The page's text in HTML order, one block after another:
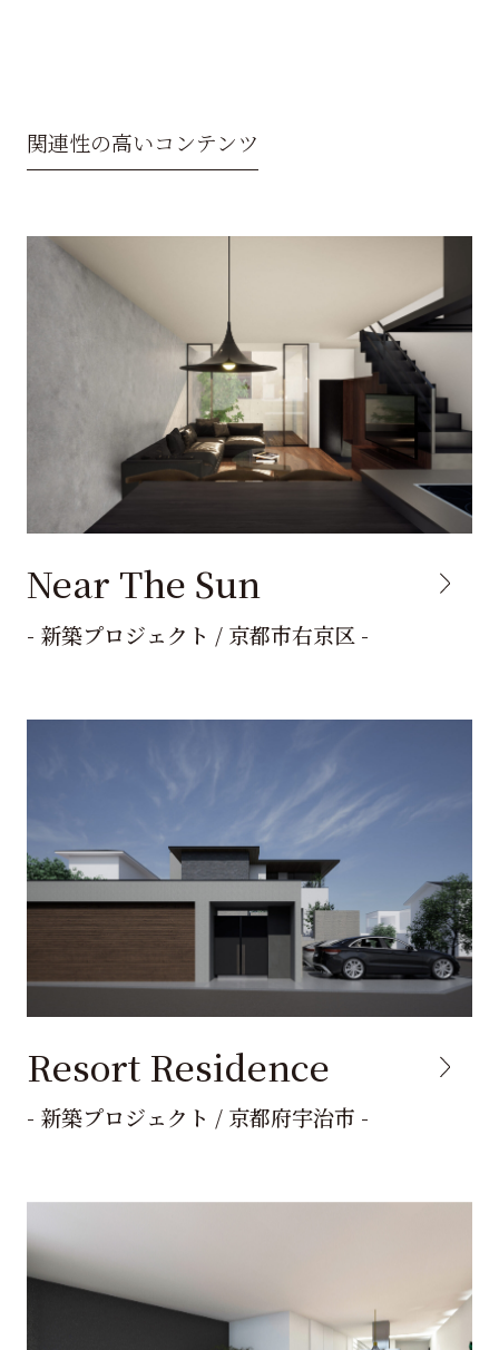
関連性の高いコンテンツ
Near The Sun
- 新築プロジェクト / 京都市右京区 -
Resort Residence
- 新築プロジェクト / 京都府宇治市 -